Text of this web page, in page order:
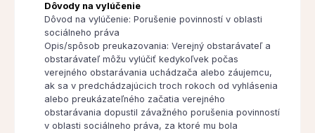
Dôvody na vylúčenie
Dôvod na vylúčenie: Porušenie povinností v oblasti
sociálneho práva
Opis/spôsob preukazovania: Verejný obstarávateľ a
obstarávateľ môžu vylúčiť kedykoľvek počas
verejného obstarávania uchádzača alebo záujemcu,
ak sa v predchádzajúcich troch rokoch od vyhlásenia
alebo preukázateľného začatia verejného
obstarávania dopustil závažného porušenia povinností
v oblasti sociálneho práva, za ktoré mu bola